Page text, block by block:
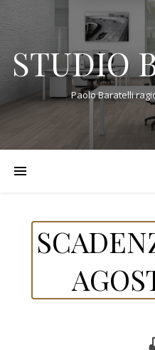
STUDIO
Paolo Baratelli